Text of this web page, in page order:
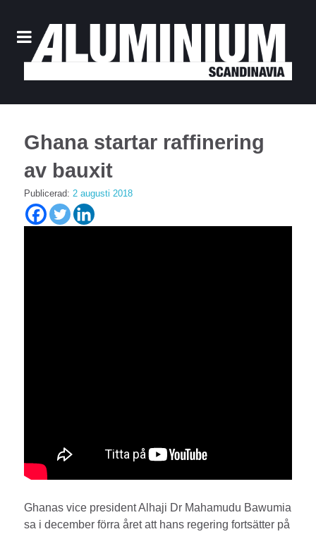
Ghana startar raffinering
av bauxit
Publicerad: 2 augusti 2018
Ghanas vice president Alhaji Dr Maham­udu Bawumia
sa i december förra året att hans regering fortsätter på